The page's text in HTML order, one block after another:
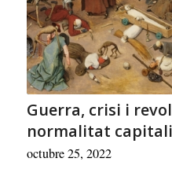
Guerra, crisi i
normalitat
octubre 25, 2022